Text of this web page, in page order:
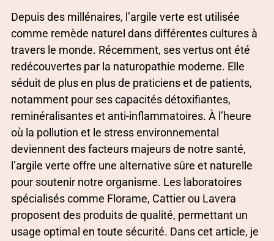
Depuis des millénaires, l’argile verte est utilisée
comme remède naturel dans différentes cultures à
travers le monde. Récemment, ses vertus ont été
redécouvertes par la naturopathie moderne. Elle
séduit de plus en plus de praticiens et de patients,
notamment pour ses capacités détoxifiantes,
reminéralisantes et anti-inflammatoires. À l’heure
où la pollution et le stress environnemental
deviennent des facteurs majeurs de notre santé,
l’argile verte offre une alternative sûre et naturelle
pour soutenir notre organisme. Les laboratoires
spécialisés comme Florame, Cattier ou Lavera
proposent des produits de qualité, permettant un
usage optimal en toute sécurité. Dans cet article, je